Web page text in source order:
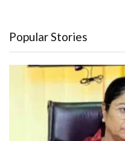
Popular Stories